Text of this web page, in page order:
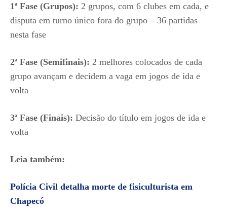
1ª Fase (Grupos): 2 grupos, com 6 clubes em cada, e
disputa em turno único fora do grupo – 36 partidas
nesta fase
2ª Fase (Semifinais): 2 melhores colocados de cada
grupo avançam e decidem a vaga em jogos de ida e
volta
3ª Fase (Finais): Decisão do título em jogos de ida e
volta
Leia também:
Polícia Civil detalha morte de fisiculturista em
Chapecó